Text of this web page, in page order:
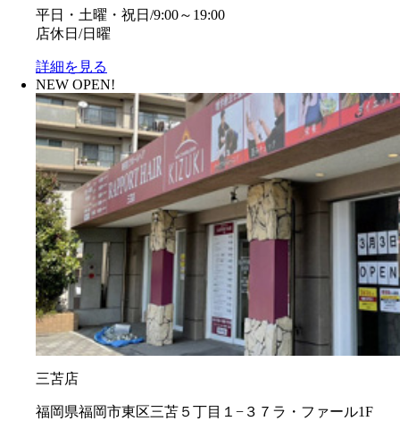
平日・土曜・祝日/9:00～19:00
店休日/日曜
詳細を見る
NEW OPEN!
三苫店
福岡県福岡市東区三苫５丁目１−３７ラ・ファール1F